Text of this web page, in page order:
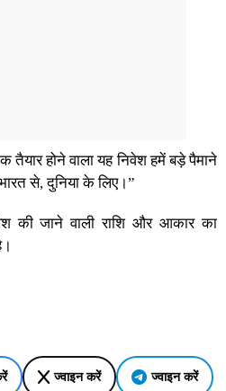
होने वाला यह निवेश हमें बड़े पैमाने
से, दुनिया के लिए।”
की जाने वाली राशि और आकार का
ज्वाइन करें ज्वाइन करें